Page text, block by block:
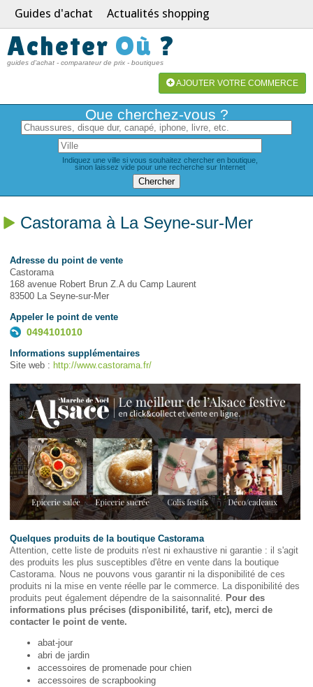
Guides d'achat Actualités shopping
Acheter Où ?
guides d'achat - comparateur de prix - boutiques
AJOUTER VOTRE COMMERCE
Que cherchez-vous ?
Indiquez une ville si vous souhaitez chercher en boutique,
sinon laissez vide pour une recherche sur Internet
Castorama à La Seyne-sur-Mer
Adresse du point de vente
Castorama
168 avenue Robert Brun Z.A du Camp Laurent
83500 La Seyne-sur-Mer
Appeler le point de vente
0494101010
Informations supplémentaires
Site web : http://www.castorama.fr/
Quelques produits de la boutique Castorama
Attention, cette liste de produits n'est ni exhaustive ni garantie : il s'agit
des produits les plus susceptibles d'être en vente dans la boutique
Castorama. Nous ne pouvons vous garantir ni la disponibilité de ces
produits ni la mise en vente réelle par le commerce. La disponibilité des
produits peut également dépendre de la saisonnalité. Pour des
informations plus précises (disponibilité, tarif, etc), merci de
contacter le point de vente.
abat-jour
abri de jardin
accessoires de promenade pour chien
accessoires de scrapbooking